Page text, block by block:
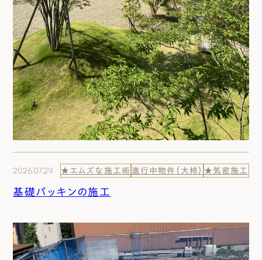
2026.07.29 ★エムズな施工術 進行中物件（大柿） ★気密施工
基礎パッキンの施工